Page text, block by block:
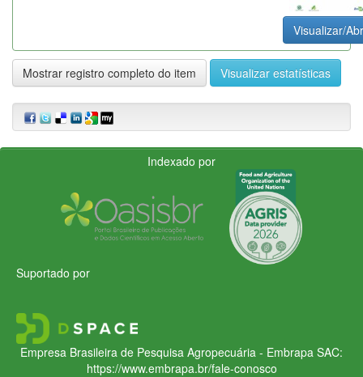
Visualizar/
Mostrar registro completo do item Visualizar estatísticas
Indexado por
Suportado por
Empresa Brasileira de Pesquisa Agropecuária - Embrapa SAC:
https://www.embrapa.br/fale-conosco